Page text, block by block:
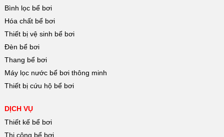
Bình lọc bể bơi
Hóa chất bể bơi
Thiết bị vệ sinh bể bơi
Đèn bể bơi
Thang bể bơi
Máy lọc nước bể bơi thông minh
Thiết bị cứu hộ bể bơi
DỊCH VỤ
Thiết kế bể bơi
Thi công bể bơi